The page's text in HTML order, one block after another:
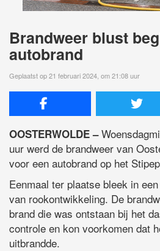
Brandweer blust
autobrand
Geplaatst op 21 februari 2024, om 21:08 uur
OOSTERWOLDE –
uur werd de brandweer van
voor een autobrand op het
Eenmaal ter plaatse bleek in
van rookontwikkeling. De
brand die was ontstaan bij het
controle en kon voorkomen dat
uitbrandde.